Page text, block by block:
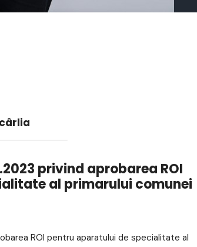
privind aprobarea ROI
al primarului comunei
ROI pentru aparatului de specialitate al